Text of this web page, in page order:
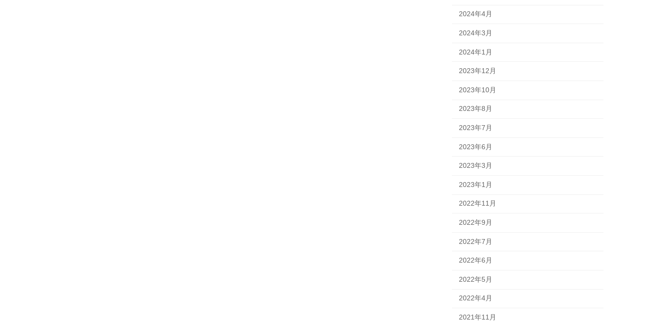
2024年4月
2024年3月
2024年1月
2023年12月
2023年10月
2023年8月
2023年7月
2023年6月
2023年3月
2023年1月
2022年11月
2022年9月
2022年7月
2022年6月
2022年5月
2022年4月
2021年11月